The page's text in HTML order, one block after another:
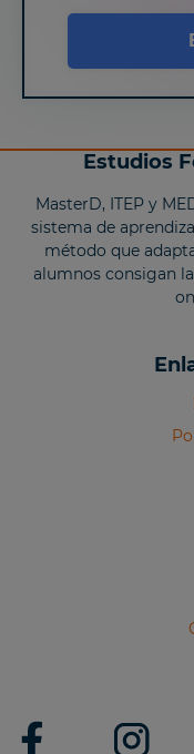
Estudios
MasterD, ITEP y
sistema de
método que
alumnos consigan